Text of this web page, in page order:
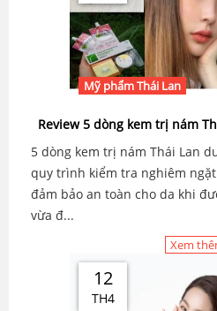
Mỹ phẩm Thái Lan
Review 5 dòng kem trị nám
5 dòng kem trị nám Thái Lan
quy trình kiểm tra nghiêm
đảm bảo an toàn cho da khi
vừa đ...
Xem
12
TH4